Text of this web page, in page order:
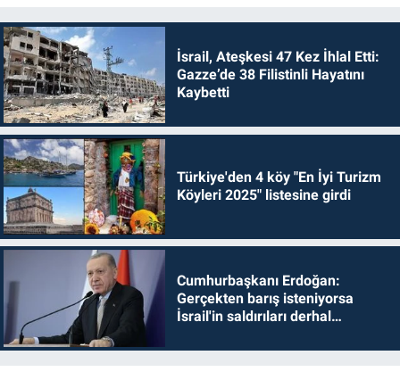
İsrail, Ateşkesi 47 Kez İhlal Etti:
Gazze’de 38 Filistinli Hayatını
Kaybetti
Türkiye'den 4 köy "En İyi Turizm
Köyleri 2025" listesine girdi
Cumhurbaşkanı Erdoğan:
Gerçekten barış isteniyorsa
İsrail'in saldırıları derhal